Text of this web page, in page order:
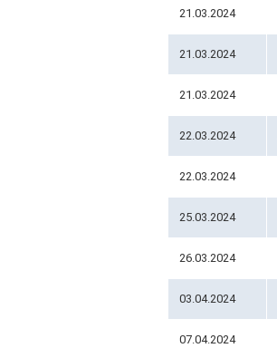
21.03.2024
21.03.2024
21.03.2024
22.03.2024
22.03.2024
25.03.2024
26.03.2024
03.04.2024
07.04.2024